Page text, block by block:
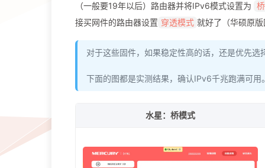
（一般要19年以后）路由器并将IPv6模式设置为
桥
接买网件的路由器设置 穿透模式 就好了（华硕原
对于这些固件，如果稳定性高的话，还是优先选
下面的图都是实测结果，确认IPv6千兆跑满可用
水星：桥模式